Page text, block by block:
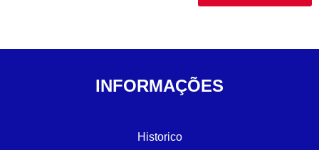
INFORMAÇÕES
Historico